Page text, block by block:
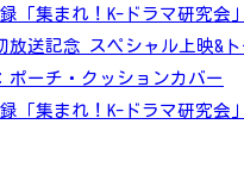
「集まれ！K-ドラマ研究会」
放送記念 スペシャル上映&
ポーチ・クッションカバー
「集まれ！K-ドラマ研究会」